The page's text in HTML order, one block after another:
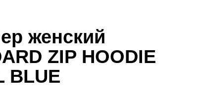
женский
ZIP HOODIE
BLUE